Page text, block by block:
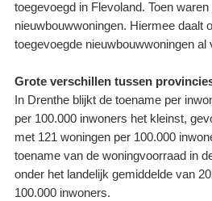
toegevoegd in Flevoland. Toen
nieuwbouwwoningen. Hiermee daalt
toegevoegde nieuwbouwwoningen al
Grote verschillen tussen
In Drenthe blijkt de toename per
per 100.000 inwoners het kleinst,
met 121 woningen per 100.000
toename van de woningvoorraad in
onder het landelijk gemiddelde van
100.000 inwoners.